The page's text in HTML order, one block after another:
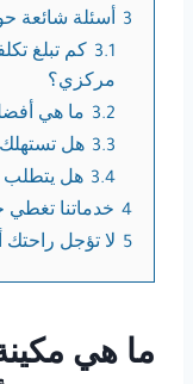
3 أسئلة شائعة
3.1 كم تبلغ
مركزي؟
3.2 ما هي
3.3 هل تستهلك
3.4 هل يتطلب
4 خدماتنا
5 لا تؤجل راحتك
ما هي